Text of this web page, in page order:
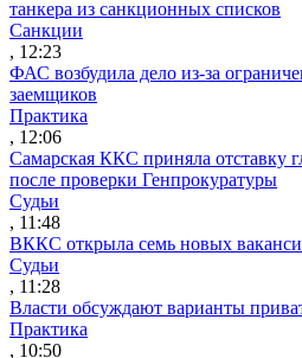
танкера из санкционных списков
Санкции
, 12:23
ФАС возбудила дело из-за
заемщиков
Практика
, 12:06
Самарская ККС приняла отставку
после проверки Генпрокуратуры
Судьи
, 11:48
ВККС открыла семь новых
Судьи
, 11:28
Власти обсуждают варианты
Практика
, 10:50